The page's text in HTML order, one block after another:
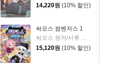
14,220원 (10% 할인)
싸모스 쌈벤저스 1
싸모스 원저/서후 글/김기수,민승기 그림
15,120원 (10% 할인)